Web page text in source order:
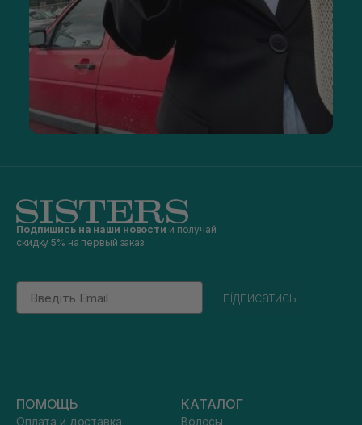
Подпишись на наши новости и получай
скидку 5% на первый заказ
Email
підписатись
ПОМОЩЬ
Оплата и доставка
КАТАЛОГ
Волосы